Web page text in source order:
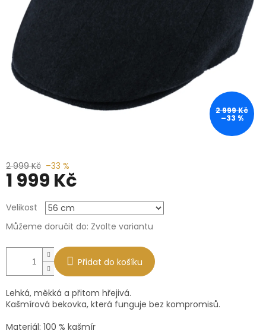
2 999 Kč
–33 %
2 999 Kč –33 %
1 999 Kč
cena:
Velikost
Můžeme doručit do: Zvolte variantu
Přidat do košíku
Lehká, měkká a přitom hřejivá.
Kašmírová bekovka, která funguje bez kompromisů.
Materiál: 100 % kašmír